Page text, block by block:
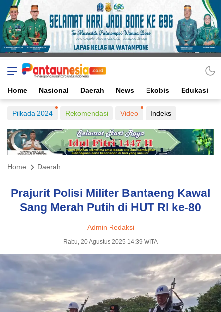
Home Nasional Daerah News Ekobis Edukasi
Pilkada 2024 Rekomendasi Video Indeks
Home Daerah
Prajurit Polisi Militer Bantaeng Kawal
Sang Merah Putih di HUT RI ke-80
Admin Redaksi
Rabu, 20 Agustus 2025 14:39 WITA